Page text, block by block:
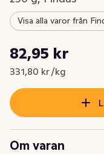
Visa alla varor från
Nuvarande pris är:
82,95 kr
331,80 kr /kg
Styckpris: 331,80 kr /kg
Om varan